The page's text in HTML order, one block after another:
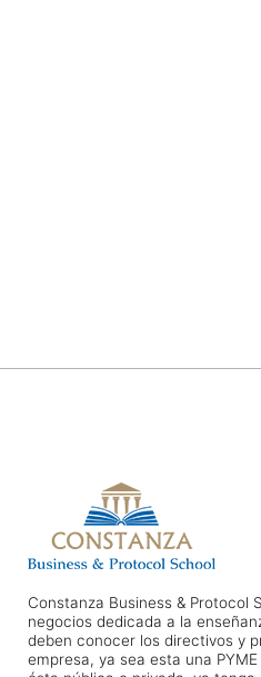
Constanza Business & Protocol
negocios dedicada a la
deben conocer los directivos y
empresa, ya sea esta una